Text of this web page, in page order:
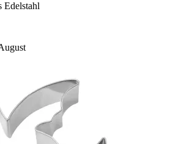
Edelstahl